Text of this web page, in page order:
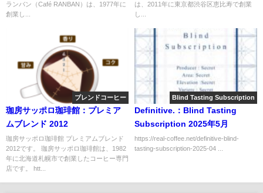
ランバン（Café RANBAN）は、1977年に
創業し...
は、2011年に東京都渋谷区恵比寿で創業
し...
ブレンドコーヒー
珈房サッポロ珈琲館：プレミア
ムブレンド 2012
珈房サッポロ珈琲館 プレミアムブレンド
2012です。 珈房サッポロ珈琲館は、1982
年に北海道札幌市で創業したコーヒー専門
店です。 htt...
Blind Tasting Subscription
Definitive.：Blind Tasting
Subscription 2025年5月
https://real-coffee.net/definitive-blind-
tasting-subscription-2025-04 ...